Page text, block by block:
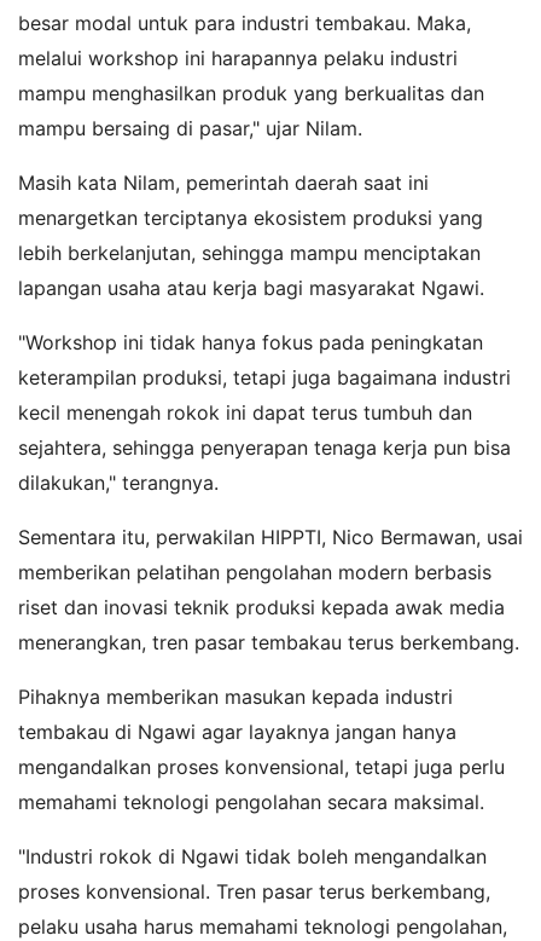
besar modal untuk para industri tembakau. Maka,
melalui workshop ini harapannya pelaku industri
mampu menghasilkan produk yang berkualitas dan
mampu bersaing di pasar," ujar Nilam.
Masih kata Nilam, pemerintah daerah saat ini
menargetkan terciptanya ekosistem produksi yang
lebih berkelanjutan, sehingga mampu menciptakan
lapangan usaha atau kerja bagi masyarakat Ngawi.
"Workshop ini tidak hanya fokus pada peningkatan
keterampilan produksi, tetapi juga bagaimana industri
kecil menengah rokok ini dapat terus tumbuh dan
sejahtera, sehingga penyerapan tenaga kerja pun bisa
dilakukan," terangnya.
Sementara itu, perwakilan HIPPTI, Nico Bermawan, usai
memberikan pelatihan pengolahan modern berbasis
riset dan inovasi teknik produksi kepada awak media
menerangkan, tren pasar tembakau terus berkembang.
Pihaknya memberikan masukan kepada industri
tembakau di Ngawi agar layaknya jangan hanya
mengandalkan proses konvensional, tetapi juga perlu
memahami teknologi pengolahan secara maksimal.
"Industri rokok di Ngawi tidak boleh mengandalkan
proses konvensional. Tren pasar terus berkembang,
pelaku usaha harus memahami teknologi pengolahan,